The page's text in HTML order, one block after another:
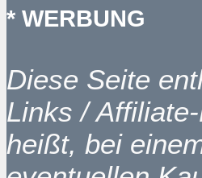
* WERBUNG
Diese Seite
Links /
heißt, bei